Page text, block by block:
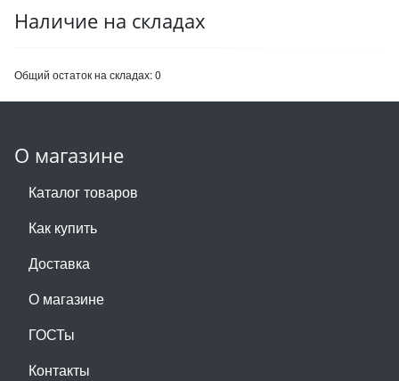
Наличие на складах
Общий остаток на складах:0
О магазине
Каталог товаров
Как купить
Доставка
О магазине
ГОСТы
Контакты